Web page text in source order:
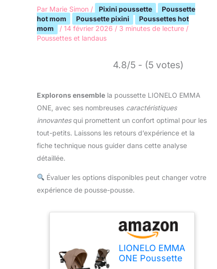
Par Marie Simon / Pixini poussette
Poussette
hot mom
Poussette pixini
Poussettes hot
mom
/ 14 février 2026 / 3 minutes de lecture /
Poussettes et landaus
4.8/5 - (5 votes)
Explorons ensemble la poussette LIONELO EMMA
ONE, avec ses nombreuses caractéristiques
innovantesqui promettent un confort optimal pour les
tout-petits. Laissons les retours d’expérience et la
fiche technique nous guider dans cette analyse
détaillée.
Évaluer les options disponibles peut changer votre
expérience de pousse-pousse.
LIONELO EMMA
ONE Poussette